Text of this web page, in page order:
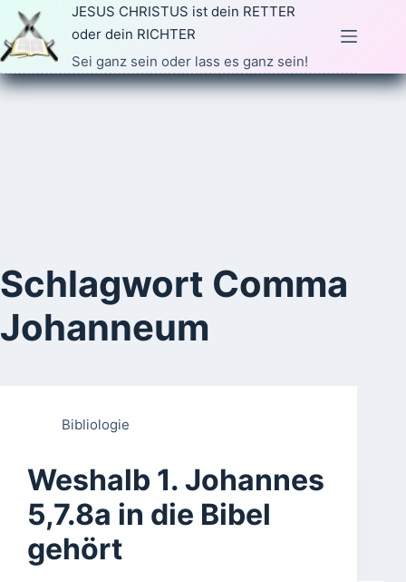
Zum
Inhalt
springen
JESUS CHRISTUS ist dein RETTER
oder dein RICHTER
Sei ganz sein oder lass es ganz sein!
Schlagwort Comma
Johanneum
Bibliologie
Weshalb 1. Johannes
5,7.8a in die Bibel
gehört